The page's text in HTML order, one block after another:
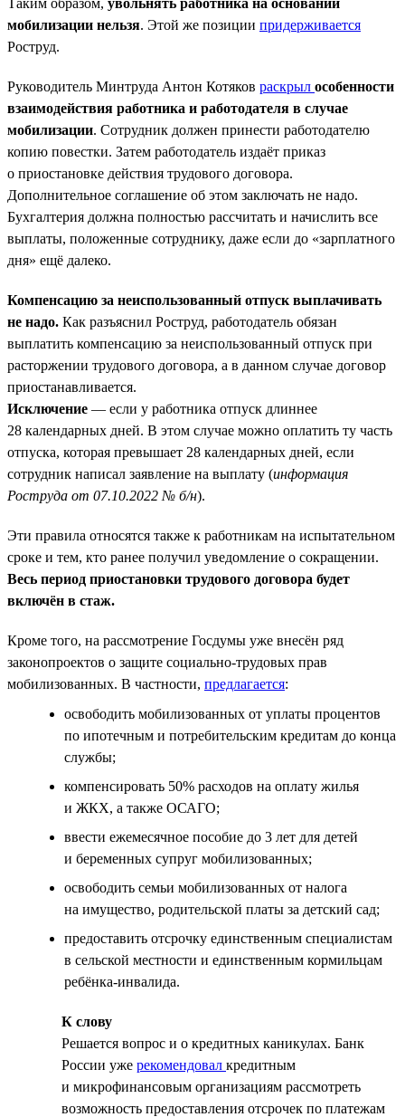
мобилизации нельзя. Этой же позиции придерживается
Роструд.
Руководитель Минтруда Антон Котяков раскрыл особенности
взаимодействия работника и работодателя в случае
мобилизации. Сотрудник должен принести работодателю
копию повестки. Затем работодатель издаёт приказ
о приостановке действия трудового договора.
Дополнительное соглашение об этом заключать не надо.
Бухгалтерия должна полностью рассчитать и начислить все
выплаты, положенные сотруднику, даже если до «зарплатного
дня» ещё далеко.
Компенсацию за неиспользованный отпуск выплачивать
не надо. Как разъяснил Роструд, работодатель обязан
выплатить компенсацию за неиспользованный отпуск при
расторжении трудового договора, а в данном случае договор
приостанавливается.
Исключение — если у работника отпуск длиннее
28 календарных дней. В этом случае можно оплатить ту часть
отпуска, которая превышает 28 календарных дней, если
сотрудник написал заявление на выплату (информация
Роструда от 07.10.2022 № б/н).
Эти правила относятся также к работникам на испытательном
сроке и тем, кто ранее получил уведомление о сокращении.
Весь период приостановки трудового договора будет
включён в стаж.
Кроме того, на рассмотрение Госдумы уже внесён ряд
законопроектов о защите социально-трудовых прав
мобилизованных. В частности, предлагается:
освободить мобилизованных от уплаты процентов
по ипотечным и потребительским кредитам до конца
службы;
компенсировать 50% расходов на оплату жилья
и ЖКХ, а также ОСАГО;
ввести ежемесячное пособие до 3 лет для детей
и беременных супруг мобилизованных;
освободить семьи мобилизованных от налога
на имущество, родительской платы за детский сад;
предоставить отсрочку единственным специалистам
в сельской местности и единственным кормильцам
ребёнка-инвалида.
К слову
Решается вопрос и о кредитных каникулах. Банк
России уже рекомендовал кредитным
и микрофинансовым организациям рассмотреть
возможность предоставления отсрочек по платежам